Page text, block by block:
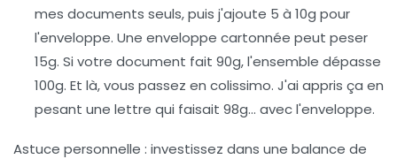
mes documents seuls, puis j'ajoute 5 à 10g pour
l'enveloppe. Une enveloppe cartonnée peut peser
15g. Si votre document fait 90g, l'ensemble dépasse
100g. Et là, vous passez en colissimo. J'ai appris ça en
pesant une lettre qui faisait 98g... avec l'enveloppe.
Astuce personnelle : investissez dans une balance de